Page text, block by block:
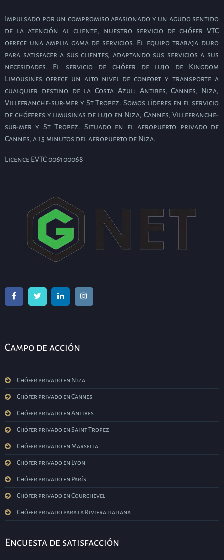
Impulsado por un compromiso apasionado y un agudo sentido
de la atención al cliente, nuestro servicio de chófer VTC
ofrece una amplia gama de servicios. El equipo trabaja duro
para satisfacer a sus clientes, adaptando sus servicios a sus
necesidades. El servicio de chófer de lujo de Kingdom
Limousines ofrece un alto nivel de confort y transporte a
cualquier destino de la Costa Azul: Antibes, Cannes, Niza,
Villefranche-sur-mer y St Tropez. Somos líderes en el servicio
de chóferes y limusinas de lujo en Niza, Cannes, Villefranche-
sur-mer y St Tropez. Situado en el aeropuerto privado de
Cannes, a 15 minutos del aeropuerto de Niza.
Licence EVTC 006100068
Campo de acción
Chófer privado en Niza
Chófer privado en Cannes
Chófer privado en Antibes
Chófer privado en Saint-Tropez
Chófer privado en Marsella
Chófer privado en Lyon
Chófer privado en París
Chófer privado en Courchevel
Chófer privado para la Riviera italiana
Encuesta de satisfacción